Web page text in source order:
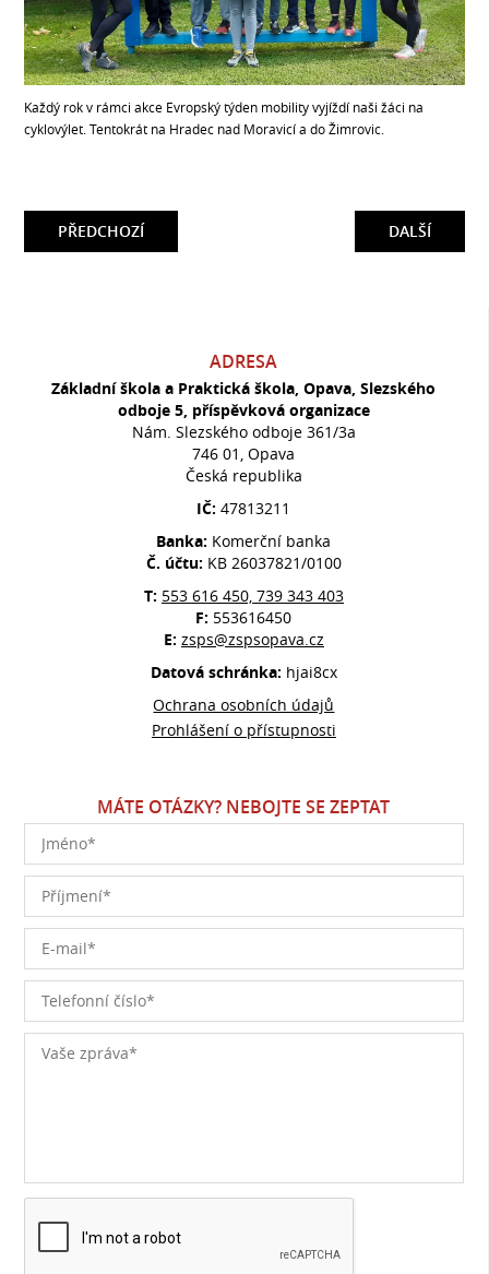
Každý rok v rámci akce Evropský týden mobility vyjíždí naši žáci na
cyklovýlet. Tentokrát na Hradec nad Moravicí a do Žimrovic.
DALŠÍ
PŘEDCHOZÍ
ADRESA
Základní škola a Praktická škola, Opava, Slezského
odboje 5, příspěvková organizace
Nám. Slezského odboje 361/3a
746 01, Opava
Česká republika
IČ:47813211
Banka: Komerční banka
Č. účtu: KB 26037821/0100
T: 553 616 450, 739 343 403
F: 553616450
E: zsps@zspsopava.cz
Datová schránka: hjai8cx
Ochrana osobních údajů
Prohlášení o přístupnosti
MÁTE OTÁZKY? NEBOJTE SE ZEPTAT